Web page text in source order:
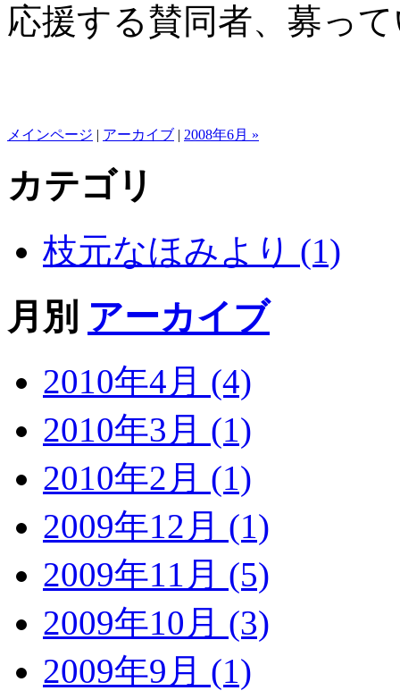
応援する賛同者、募っ
メインページ | アーカイブ | 2008年6月 »
カテゴリ
枝元なほみより (1)
月別 アーカイブ
2010年4月 (4)
2010年3月 (1)
2010年2月 (1)
2009年12月 (1)
2009年11月 (5)
2009年10月 (3)
2009年9月 (1)